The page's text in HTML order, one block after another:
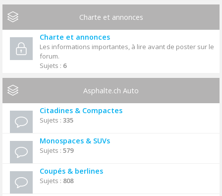
Charte et annonces
Charte et annonces
Les informations importantes, à lire avant de poster sur le
forum.
Sujets : 6
Asphalte.ch Auto
Citadines & Compactes
Sujets : 335
Monospaces & SUVs
Sujets : 579
Coupés & berlines
Sujets : 808